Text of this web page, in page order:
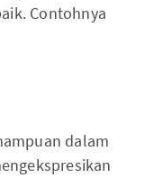
Contohnya
dalam